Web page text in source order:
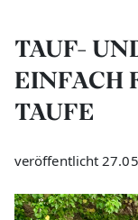
TAUF-
EINFACH
TAUFE
veröffentlicht